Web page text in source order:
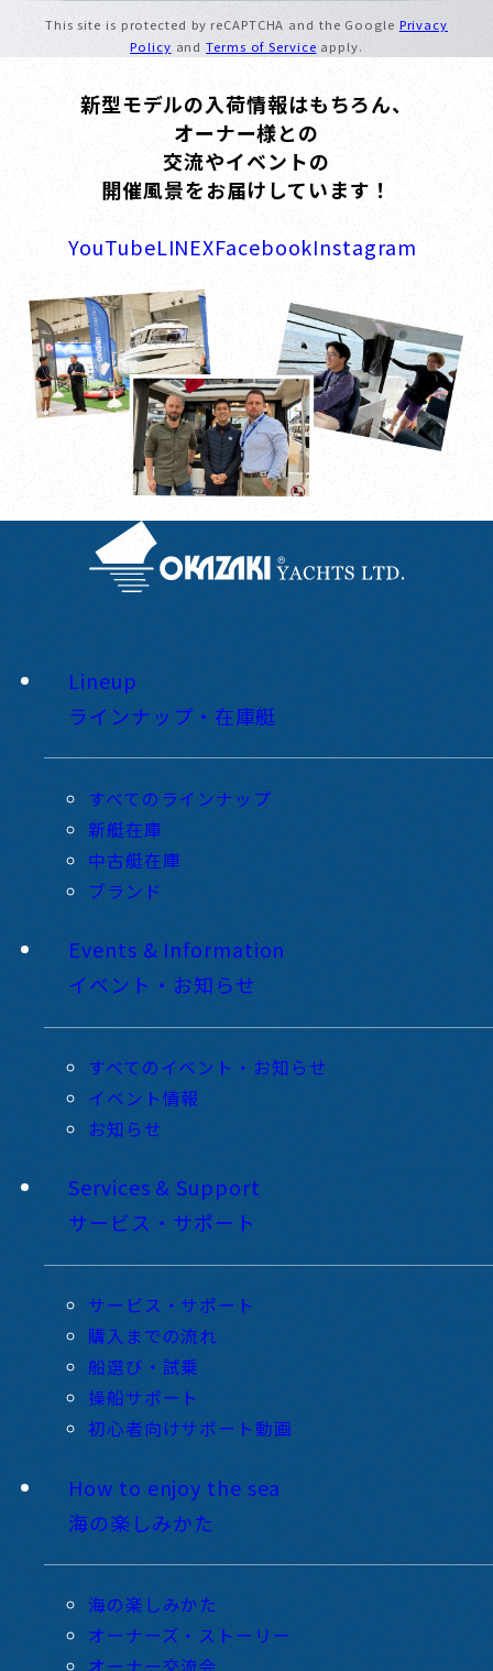
This site is protected by reCAPTCHA and the Google Privacy
Policy andTerms of Service apply.
新型モデルの入荷情報はもちろん、
オーナー様との
交流やイベントの
開催風景をお届けしています！
YouTubeLINEXFacebookInstagram
Lineup
ラインナップ・在庫艇
すべてのラインナップ
新艇在庫
中古艇在庫
ブランド
Events & Information
イベント・お知らせ
すべてのイベント・お知らせ
イベント情報
お知らせ
Services & Support
サービス・サポート
サービス・サポート
購入までの流れ
船選び・試乗
操船サポート
初心者向けサポート動画
How to enjoy the sea
海の楽しみかた
海の楽しみかた
オーナーズ・ストーリー